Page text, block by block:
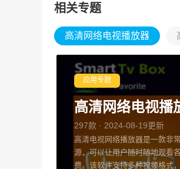
相关专题
高清网络电视播放器
应用专题
高清网络电视播
297款 · 2024-08-19更新
高清电视网络播放器是一款非
源，可以让用户随时随地观看
费。该软件支持多种视频格式